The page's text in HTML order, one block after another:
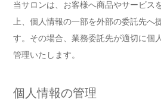
当サロンは、お客様へ商品やサービス
上、個人情報の一部を外部の委託先へ
す。その場合、業務委託先が適切に個
管理いたします。
個人情報の管理